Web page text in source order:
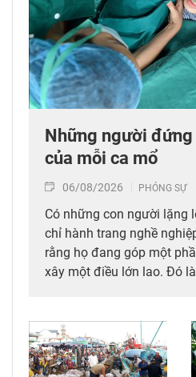
Những người
của mỗi ca mổ
06/08/2026 PHÓNG SỰ
Có những con người lặng
chỉ hành trang nghề
rằng họ đang góp một
xây một điều lớn lao. Đó